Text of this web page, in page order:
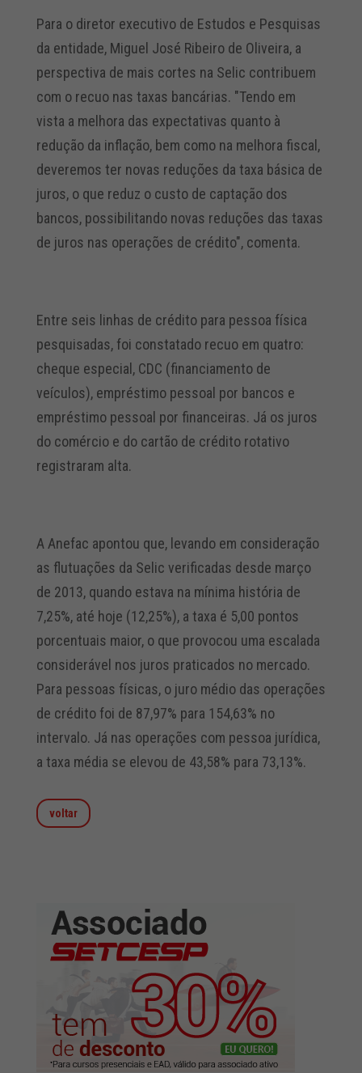
Para o diretor executivo de Estudos e Pesquisas
da entidade, Miguel José Ribeiro de Oliveira, a
perspectiva de mais cortes na Selic contribuem
com o recuo nas taxas bancárias. "Tendo em
vista a melhora das expectativas quanto à
redução da inflação, bem como na melhora fiscal,
deveremos ter novas reduções da taxa básica de
juros, o que reduz o custo de captação dos
bancos, possibilitando novas reduções das taxas
de juros nas operações de crédito", comenta.
Entre seis linhas de crédito para pessoa física
pesquisadas, foi constatado recuo em quatro:
cheque especial, CDC (financiamento de
veículos), empréstimo pessoal por bancos e
empréstimo pessoal por financeiras. Já os juros
do comércio e do cartão de crédito rotativo
registraram alta.
A Anefac apontou que, levando em consideração
as flutuações da Selic verificadas desde março
de 2013, quando estava na mínima história de
7,25%, até hoje (12,25%), a taxa é 5,00 pontos
porcentuais maior, o que provocou uma escalada
considerável nos juros praticados no mercado.
Para pessoas físicas, o juro médio das operações
de crédito foi de 87,97% para 154,63% no
intervalo. Já nas operações com pessoa jurídica,
a taxa média se elevou de 43,58% para 73,13%.
voltar